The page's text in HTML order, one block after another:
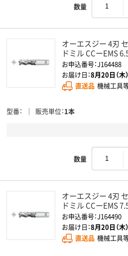
数量
オーエスジー 4刃
ドミル CCーEMS
お申込番号：J164488
お届け日：8月20日（木
直送品 機械工具
型番 販売単位 1本
数量
オーエスジー 4刃
ドミル CCーEMS
お申込番号：J164490
お届け日：8月20日（木
直送品 機械工具